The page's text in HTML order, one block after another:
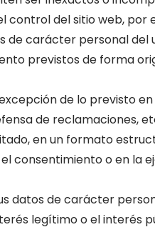
control del sitio web, por
de carácter personal del
previstos de forma
de lo previsto en
de reclamaciones,
en un formato
consentimiento o en la
datos de carácter
legítimo o el interés